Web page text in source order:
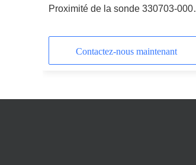
Proximité de la sonde 330703-000-
Contactez-nous maintenant